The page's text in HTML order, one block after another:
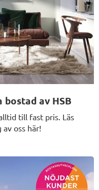
av HSB
till fast pris. Läs
oss här!